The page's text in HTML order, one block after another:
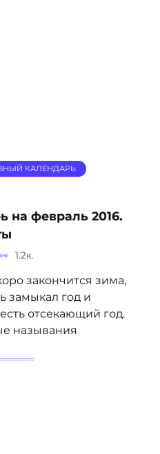
КАЛЕНДАРЬ
на февраль 2016.
1.2к.
закончится зима,
замыкал год и
отсекающий год.
называния